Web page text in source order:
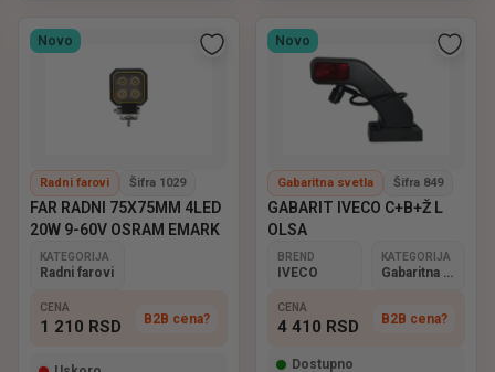
Novo
Radni farovi Šifra 1029
FAR RADNI 75X75MM 4LED
20W 9-60V OSRAM EMARK
KATEGORIJA
Radni farovi
CENA
1 210 RSD B2B cena?
Novo
Gabaritna svetla Šifra 849
GABARIT IVECO C+B+Ž L
OLSA
BREND
IVECO
KATEGORIJA
Gabaritna svetla
CENA
4 410 RSD B2B cena?
Dostupno